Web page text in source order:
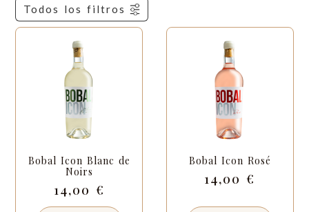
Todos los filtros
Bobal Icon Blanc de
Noirs
14,00 €
Bobal Icon Rosé
14,00€